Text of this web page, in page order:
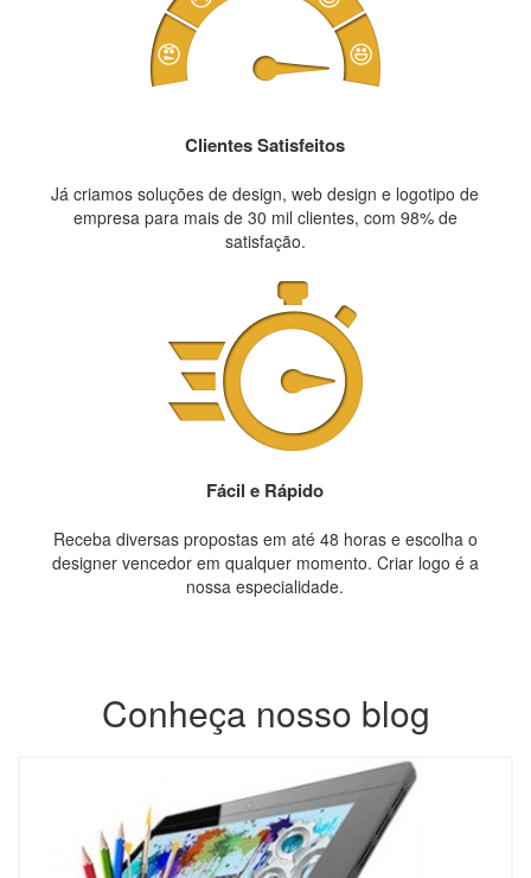
Clientes Satisfeitos
Já criamos soluções de design, web design e logotipo de
empresa para mais de 30 mil clientes, com 98% de
satisfação.
Fácil e Rápido
Receba diversas propostas em até 48 horas e escolha o
designer vencedor em qualquer momento. Criar logo é a
nossa especialidade.
Conheça nosso blog